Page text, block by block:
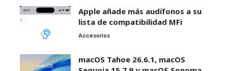
Apple añade más audífonos a su
lista de compatibilidad MFi
Accesorios
macOS Tahoe 26.6.1, macOS